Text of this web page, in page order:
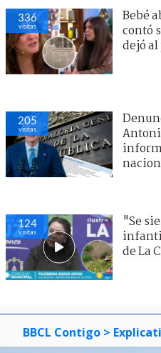
336
visitas
Bebé
contó
dejó al
205
visitas
124
visitas
"Se
de La
BBCL Contigo >